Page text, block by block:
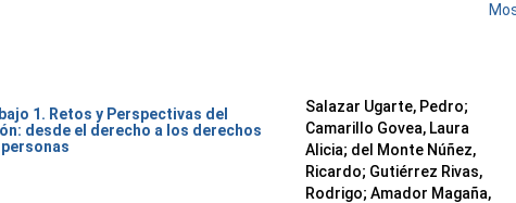
1. Retos y Perspectivas del
desde el derecho a los derechos
Salazar Ugarte, Pedro;
Camarillo Govea, Laura
Alicia; del Monte Núñez,
Ricardo; Gutiérrez Rivas,
Rodrigo; Amador Magaña,